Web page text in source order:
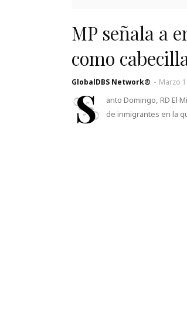
MP señala a
como
GlobalDBS Network® - Marzo
S
anto Domingo, RD El
de inmigrantes en la